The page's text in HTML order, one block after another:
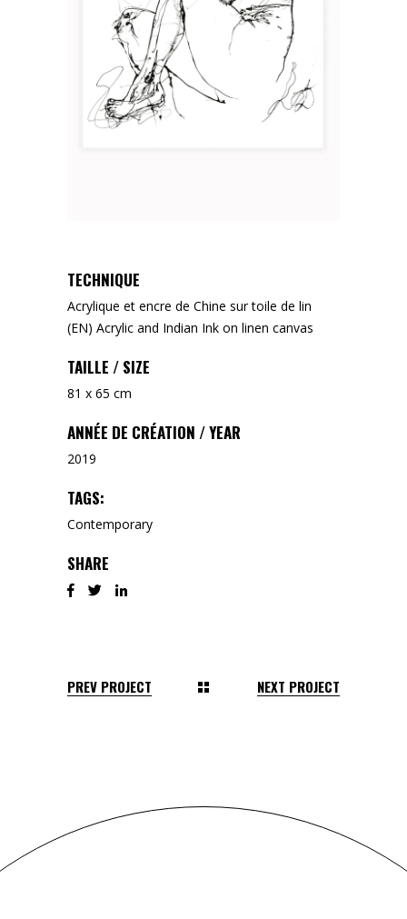
TECHNIQUE
Acrylique et encre de Chine sur toile de lin
(EN) Acrylic and Indian Ink on linen canvas
TAILLE / SIZE
81 x 65 cm
ANNÉE DE CRÉATION / YEAR
2019
TAGS:
Contemporary
SHARE
PREV PROJECT NEXT PROJECT